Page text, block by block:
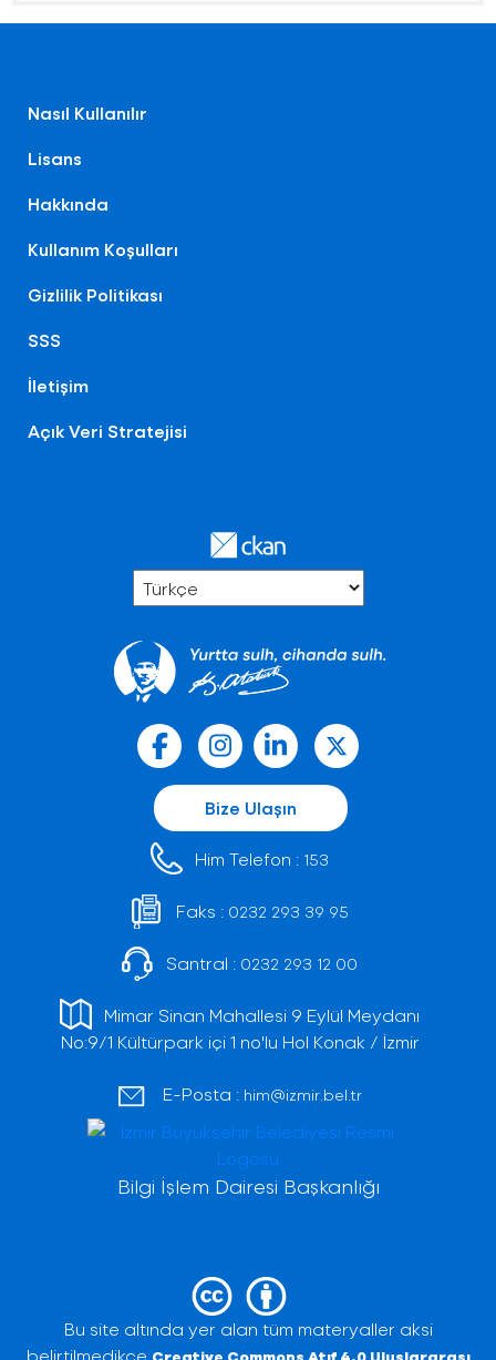
Nasıl Kullanılır
Lisans
Hakkında
Kullanım Koşulları
Gizlilik Politikası
SSS
İletişim
Açık Veri Stratejisi
Bize Ulaşın
Him Telefon : 153
Faks : 0232 293 39 95
Santral : 0232 293 12 00
Mimar Sinan Mahallesi 9 Eylül Meydanı
No:9/1 Kültürpark içi 1 no'lu Hol Konak / İzmir
E-Posta : him@izmir.bel.tr
Bilgi İşlem Dairesi Başkanlığı
Bu site altında yer alan tüm materyaller aksi